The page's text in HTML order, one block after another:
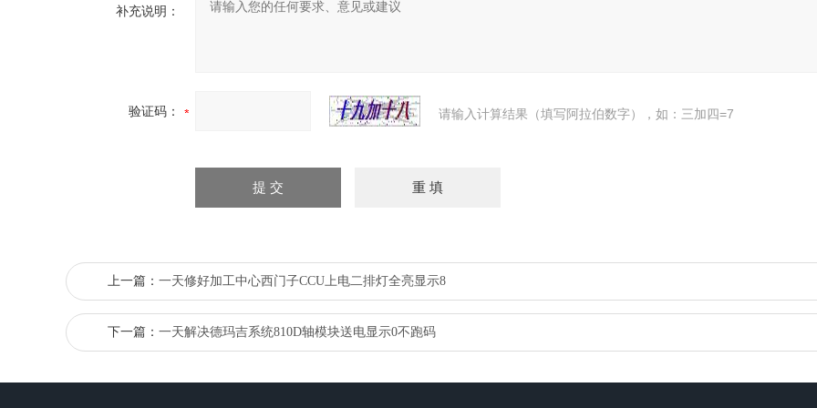
补充说明：
验证码： 请输入计算结果（填写阿拉伯数字），如：三加四=7
上一篇： 一天修好加工中心西门子CCU上电二排灯全亮显示8
下一篇： 一天解决德玛吉系统810D轴模块送电显示0不跑码